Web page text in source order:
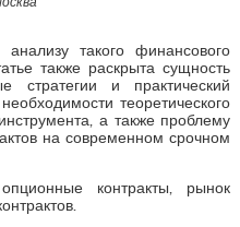
такого финансового
также раскрыта сущность
стратегии и практический
теоретического
а также проблему
на современном срочном
контракты, рынок